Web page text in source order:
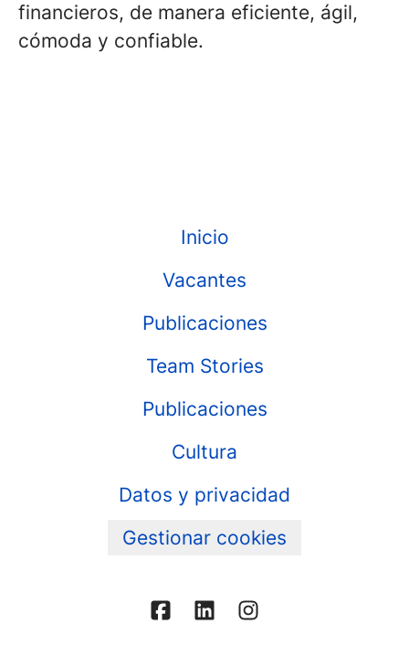
financieros, de manera eficiente, ágil,
cómoda y confiable.
Inicio
Vacantes
Publicaciones
Team Stories
Publicaciones
Cultura
Datos y privacidad
Gestionar cookies